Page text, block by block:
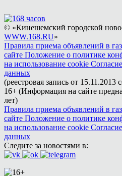
© «Кинешемский городской
WWW.168.RU»
Правила приема объявлений в
сайте Положение о политике
на использование cookie
данных
(реестровая запись от
16+ (Информация на сайте
лет)
Правила приема объявлений в
сайте Положение о политике
на использование cookie
данных
Следите за новостями в: